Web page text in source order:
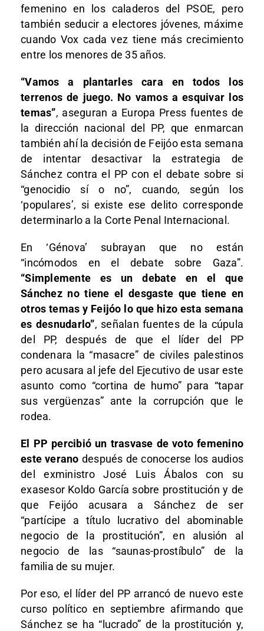
femenino en los caladeros del PSOE, pero
también seducir a electores jóvenes, máxime
cuando Vox cada vez tiene más crecimiento
entre los menores de 35 años.
“Vamos a plantarles cara en todos los
terrenos de juego. No vamos a esquivar los
temas”, aseguran a Europa Press fuentes de
la dirección nacional del PP, que enmarcan
también ahí la decisión de Feijóo esta semana
de intentar desactivar la estrategia de
Sánchez contra el PP con el debate sobre si
“genocidio sí o no”, cuando, según los
‘populares’, si existe ese delito corresponde
determinarlo a la Corte Penal Internacional.
En ‘Génova’ subrayan que no están
“incómodos en el debate sobre Gaza”.
“Simplemente es un debate en el que
Sánchez no tiene el desgaste que tiene en
otros temas y Feijóo lo que hizo esta semana
es desnudarlo”, señalan fuentes de la cúpula
del PP, después de que el líder del PP
condenara la “masacre” de civiles palestinos
pero acusara al jefe del Ejecutivo de usar este
asunto como “cortina de humo” para “tapar
sus vergüenzas” ante la corrupción que le
rodea.
El PP percibió un trasvase de voto femenino
este verano después de conocerse los audios
del exministro José Luis Ábalos con su
exasesor Koldo García sobre prostitución y de
que Feijóo acusara a Sánchez de ser
“partícipe a título lucrativo del abominable
negocio de la prostitución”, en alusión al
negocio de las “saunas-prostíbulo” de la
familia de su mujer.
Por eso, el líder del PP arrancó de nuevo este
curso político en septiembre afirmando que
Sánchez se ha “lucrado” de la prostitución y,